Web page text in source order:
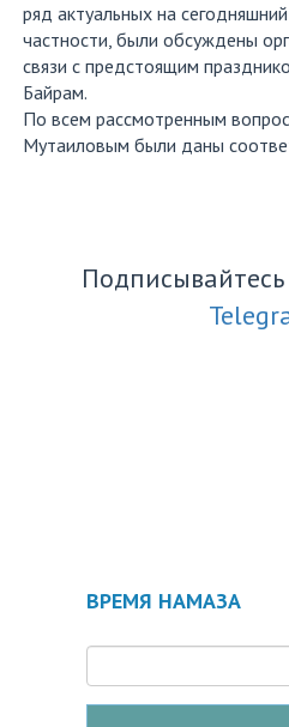
ряд актуальных на
частности, были обсуждены
связи с предстоящим
Байрам.
По всем рассмотренным
Мутаиловым были даны
ВРЕМЯ НАМАЗА